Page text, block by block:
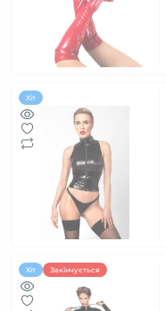
Хіт
Хіт Закінчується